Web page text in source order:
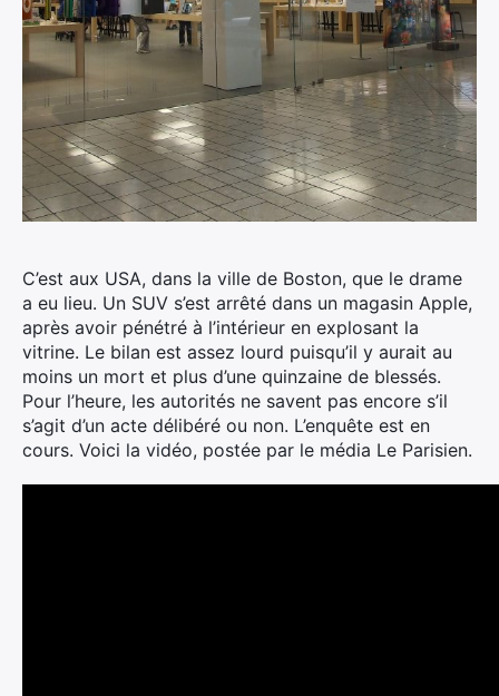
C’est aux USA, dans la ville de Boston, que le drame
a eu lieu. Un SUV s’est arrêté dans un magasin Apple,
après avoir pénétré à l’intérieur en explosant la
vitrine. Le bilan est assez lourd puisqu’il y aurait au
moins un mort et plus d’une quinzaine de blessés.
Pour l’heure, les autorités ne savent pas encore s’il
s’agit d’un acte délibéré ou non. L’enquête est en
cours. Voici la vidéo, postée par le média Le Parisien.